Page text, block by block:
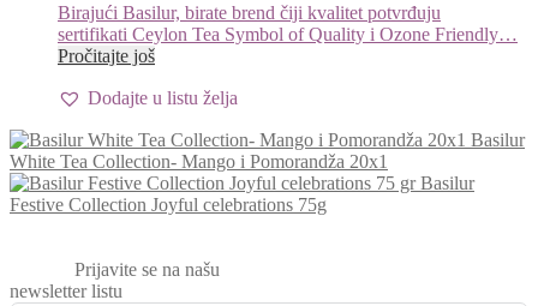
Birajući Basilur, birate brend čiji kvalitet potvrđuju
sertifikati Ceylon Tea Symbol of Quality i Ozone Friendly…
Pročitajte još
Dodajte u listu želja
Basilur
White Tea Collection- Mango i Pomorandža 20x1
Basilur
Festive Collection Joyful celebrations 75g
Prijavite se na našu
newsletter listu